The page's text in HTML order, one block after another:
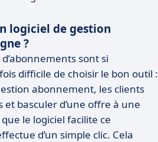
logiciel de gestion
?
sont si
difficile de choisir le bon outil :
abonnement, les clients
et basculer d’une offre à une
le logiciel facilite ce
d’un simple clic. Cela